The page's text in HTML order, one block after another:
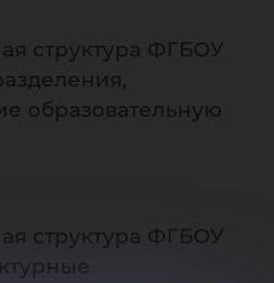
структура ФГБОУ
образовательную
структура ФГБОУ